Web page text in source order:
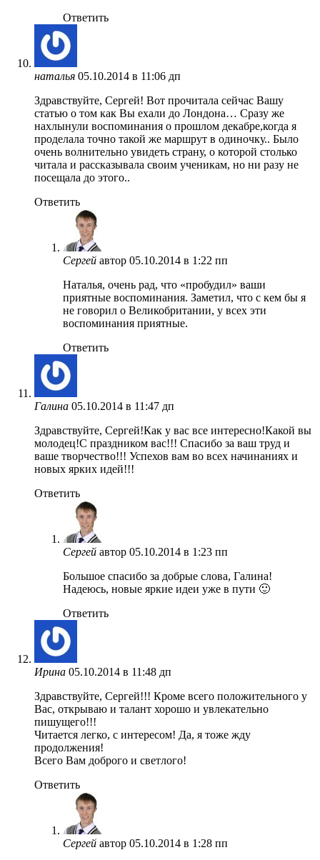
Ответить
наталья 05.10.2014 в 11:06 дп
Здравствуйте, Сергей! Вот прочитала сейчас Вашу
статью о том как Вы ехали до Лондона… Сразу же
нахлынули воспоминания о прошлом декабре,когда я
проделала точно такой же маршрут в одиночку.. Было
очень волнительно увидеть страну, о которой столько
читала и рассказывала своим ученикам, но ни разу не
посещала до этого..
Ответить
Сергей автор 05.10.2014 в 1:22 пп
Наталья, очень рад, что «пробудил» ваши
приятные воспоминания. Заметил, что с кем бы я
не говорил о Великобритании, у всех эти
воспоминания приятные.
Ответить
Галина 05.10.2014 в 11:47 дп
Здравствуйте, Сергей!Как у вас все интересно!Какой вы
молодец!С праздником вас!!! Спасибо за ваш труд и
ваше творчество!!! Успехов вам во всех начинаниях и
новых ярких идей!!!
Ответить
Сергей автор 05.10.2014 в 1:23 пп
Большое спасибо за добрые слова, Галина!
Надеюсь, новые яркие идеи уже в пути 🙂
Ответить
Ирина 05.10.2014 в 11:48 дп
Здравствуйте, Сергей!!! Кроме всего положительного у
Вас, открываю и талант хорошо и увлекательно
пишущего!!!
Читается легко, с интересом! Да, я тоже жду
продолжения!
Всего Вам доброго и светлого!
Ответить
Сергей автор 05.10.2014 в 1:28 пп